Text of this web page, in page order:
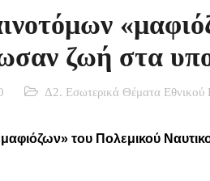
ζωή στα
Δ2. Εσωτερικά Θέματα Εθνικού
του Πολεμικού